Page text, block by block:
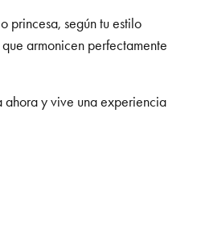
princesa, según tu estilo
armonicen perfectamente
ahora y vive una experiencia